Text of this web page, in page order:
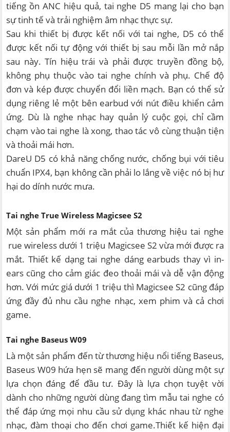
tiếng ồn ANC hiệu quả, tai nghe D5 mang lại cho bạn
sự tinh tế và trải nghiệm âm nhạc thực sự.
Sau khi thiết bị được kết nối với tai nghe, D5 có thể
được kết nối tự động với thiết bị sau mỗi lần mở nắp
sau này. Tín hiệu trái và phải được truyền đồng bộ,
không phụ thuộc vào tai nghe chính và phụ. Chế độ
đơn và kép được chuyển đổi liền mạch. Bạn có thể sử
dụng riêng lẻ một bên earbud với nút điều khiển cảm
ứng. Dù là nghe nhạc hay quản lý cuộc gọi, chỉ cầm
chạm vào tai nghe là xong, thao tác vô cùng thuận tiện
và thoải mái hơn.
DareU D5 có khả năng chống nước, chống bụi với tiêu
chuẩn IPX4, bạn không cần phải lo lắng về việc nó bị hư
hại do dính nước mưa.
Tai nghe True Wireless Magicsee S2
Một sản phẩm mới ra mắt của thương hiệu tai nghe
rue wireless dưới 1 triệu Magicsee S2 vừa mới được ra
mắt. Thiết kế dạng tai nghe dáng earbuds thay vì in-
ears cũng cho cảm giác đeo thoải mái và dễ vận động
hơn. Với mức giá dưới 1 triệu thì Magicsee S2 cũng đáp
ứng đầy đủ nhu cầu nghe nhạc, xem phim và cả chơi
game.
Tai nghe Baseus W09
Là một sản phẩm đến từ thương hiệu nổi tiếng Baseus,
Baseus W09 hứa hẹn sẽ mang đến người dùng một sự
lựa chọn đáng để đầu tư. Đây là lựa chọn tuyệt vời
dành cho những người dùng đang tìm mẫu tai nghe có
thể đáp ứng mọi nhu cầu sử dụng khác nhau từ nghe
nhạc, đàm thoại cho đến chơi game.Thiết kế hiện đại